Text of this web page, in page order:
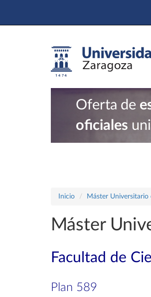
Oferta de
oficiales
Inicio Máster Universitario
Máster
Facultad de
Plan 589